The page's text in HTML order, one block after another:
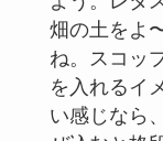
畑の土をよ
ね。スコッ
を入れるイ
い感じなら